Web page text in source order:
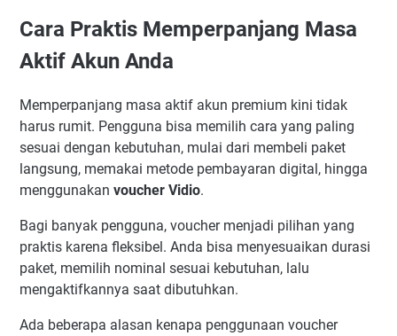
Cara Praktis Memperpanjang Masa
Aktif Akun Anda
Memperpanjang masa aktif akun premium kini tidak
harus rumit. Pengguna bisa memilih cara yang paling
sesuai dengan kebutuhan, mulai dari membeli paket
langsung, memakai metode pembayaran digital, hingga
menggunakan voucher Vidio.
Bagi banyak pengguna, voucher menjadi pilihan yang
praktis karena fleksibel. Anda bisa menyesuaikan durasi
paket, memilih nominal sesuai kebutuhan, lalu
mengaktifkannya saat dibutuhkan.
Ada beberapa alasan kenapa penggunaan voucher